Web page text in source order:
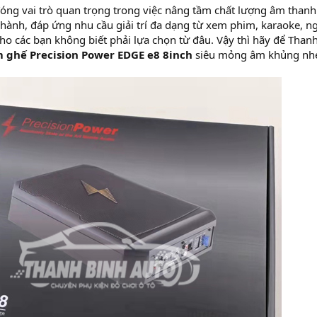
vai trò quan trọng trong việc nâng tầm chất lượng âm
đáp ứng nhu cầu giải trí đa dạng từ xem phim, karaoke,
các bạn không biết phải lựa chọn từ đâu. Vậy thì hãy để
Precision Power EDGE e8 8inch siêu mỏng âm khủng